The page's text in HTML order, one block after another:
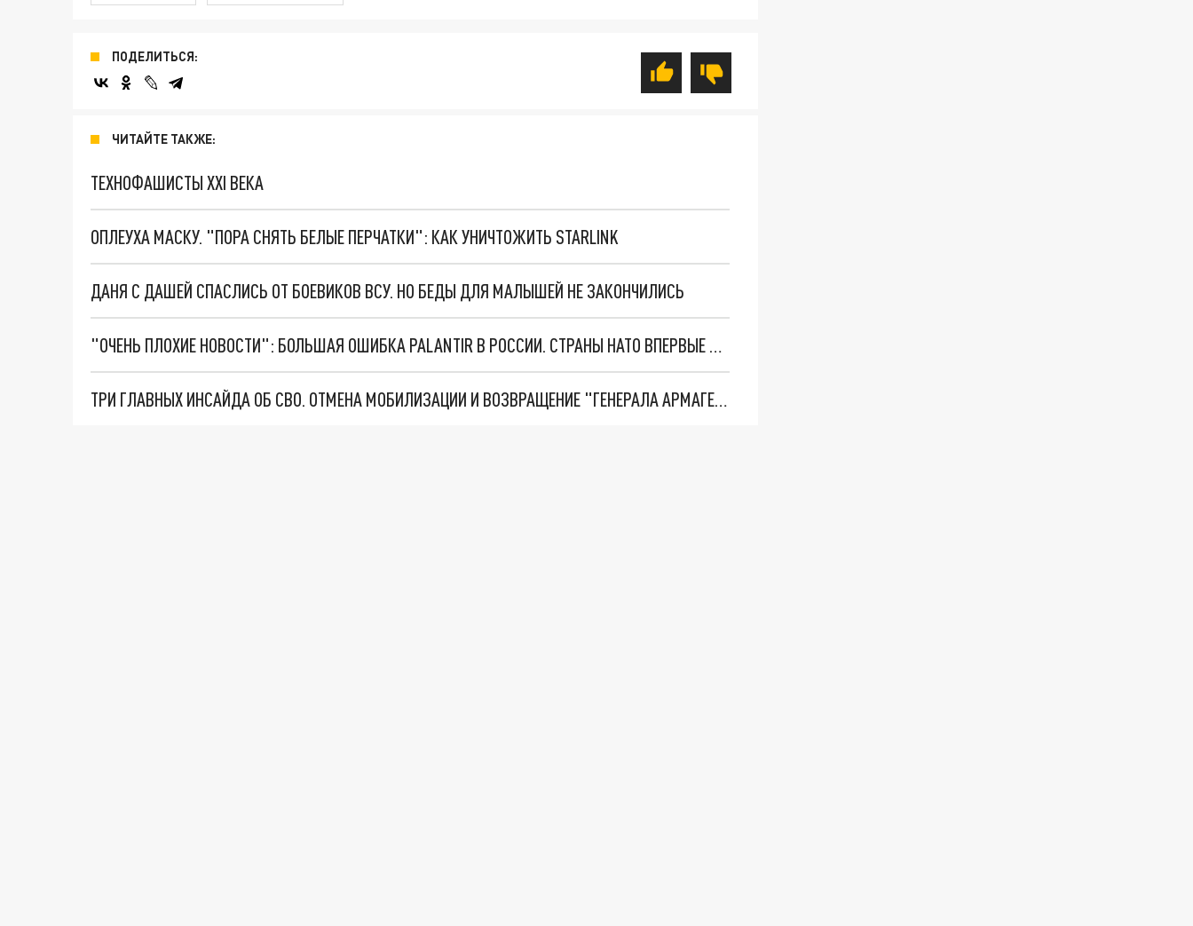
ПОДЕЛИТЬСЯ:
ЧИТАЙТЕ ТАКЖЕ:
ТЕХНОФАШИСТЫ XXI ВЕКА
ОПЛЕУХА МАСКУ. "ПОРА СНЯТЬ БЕЛЫЕ ПЕРЧАТКИ": КАК УНИЧТОЖИТЬ STARLINK
ДАНЯ С ДАШЕЙ СПАСЛИСЬ ОТ БОЕВИКОВ ВСУ. НО БЕДЫ ДЛЯ МАЛЫШЕЙ НЕ ЗАКОНЧИЛИСЬ
"ОЧЕНЬ ПЛОХИЕ НОВОСТИ": БОЛЬШАЯ ОШИБКА PALANTIR В РОССИИ. СТРАНЫ НАТО ВПЕРВЫЕ ЗА СВО ОСТАНОВИЛИ ПОСТАВКИ ОРУЖИЯ. ВСУ ТЕРЯЮТ ПРИГРАНИЧЬЕ?
ТРИ ГЛАВНЫХ ИНСАЙДА ОБ СВО. ОТМЕНА МОБИЛИЗАЦИИ И ВОЗВРАЩЕНИЕ "ГЕНЕРАЛА АРМАГЕДДОНА"? ОТЛИЧНЫЕ НОВОСТИ, КОТОРЫЕ ЖДАЛИ ВСЕ